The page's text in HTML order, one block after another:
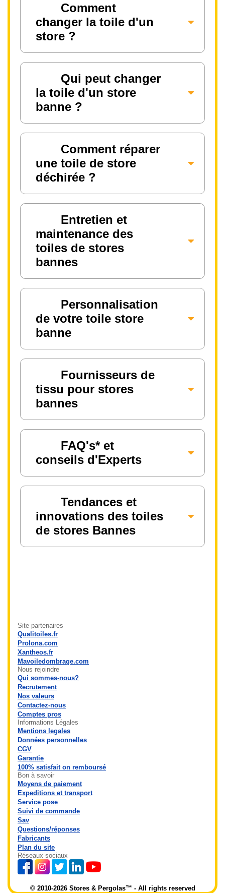
Comment
changer la toile d'un
store ?
Qui peut changer
la toile d'un store
banne ?
Comment réparer
une toile de store
déchirée ?
Entretien et
maintenance des
toiles de stores
bannes
Personnalisation
de votre toile store
banne
Fournisseurs de
tissu pour stores
bannes
FAQ's* et
conseils d'Experts
Tendances et
innovations des toiles
de stores Bannes
Site partenaires
Qualitoiles.fr
Prolona.com
Xantheos.fr
Mavoiledombrage.com
Nous rejoindre
Qui sommes-nous?
Recrutement
Nos valeurs
Contactez-nous
Comptes pros
Informations Légales
Mentions legales
Données personnelles
CGV
Garantie
100% satisfait on remboursé
Bon à savoir
Moyens de paiement
Expeditions et transport
Service pose
Suivi de commande
Sav
Questions/réponses
Fabricants
Plan du site
Réseaux sociaux
© 2010-2026 Stores & Pergolas™ - All rights reserved